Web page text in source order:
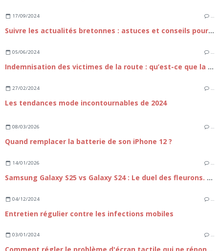
17/09/2024 …
Suivre les actualités bretonnes : astuces et conseils pour rester informé
05/06/2024 …
Indemnisation des victimes de la route : qu’est-ce que la loi Badinter de 1985 ?
27/02/2024 …
Les tendances mode incontournables de 2024
08/03/2026 …
Quand remplacer la batterie de son iPhone 12 ?
14/01/2026 …
Samsung Galaxy S25 vs Galaxy S24 : Le duel des fleurons. Faut-il passer à la nouvelle génération ?
04/12/2024
Entretien régulier contre les infections mobiles
03/01/2024 …